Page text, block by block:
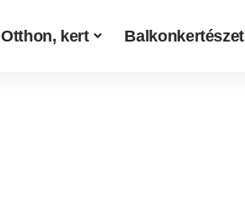
Otthon, kert Balkonkertészet